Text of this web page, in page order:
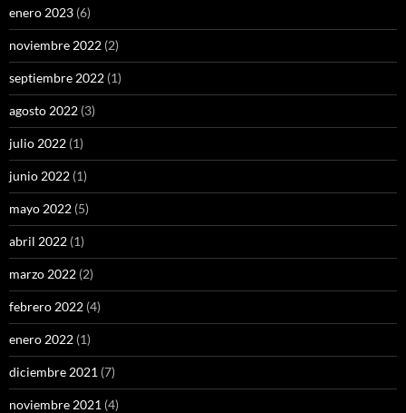
enero 2023 (6)
noviembre 2022 (2)
septiembre 2022 (1)
agosto 2022 (3)
julio 2022 (1)
junio 2022 (1)
mayo 2022 (5)
abril 2022 (1)
marzo 2022 (2)
febrero 2022 (4)
enero 2022 (1)
diciembre 2021 (7)
noviembre 2021 (4)